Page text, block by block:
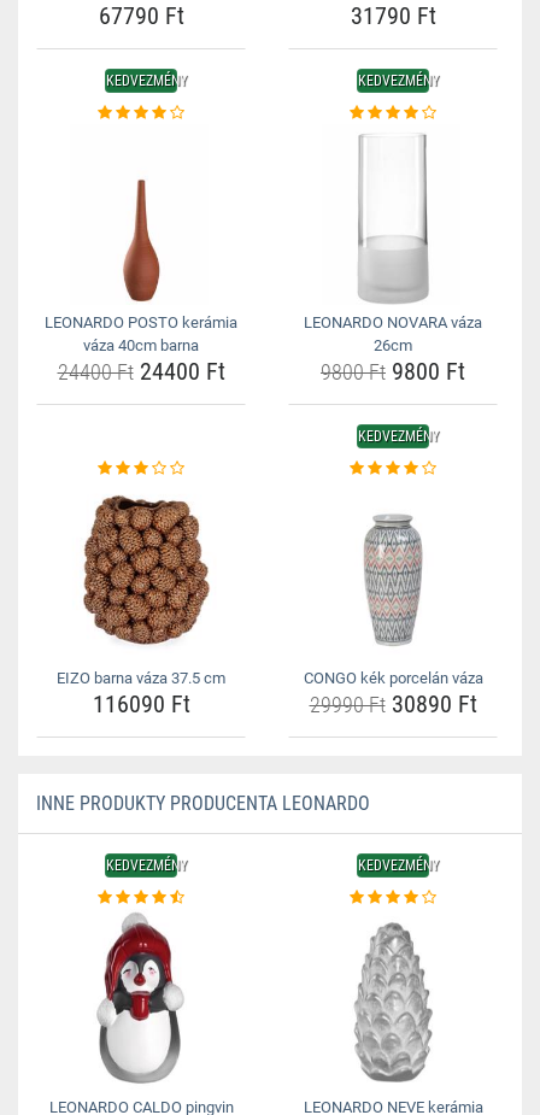
67790 Ft 31790 Ft
KEDVEZMÉNY
LEONARDO POSTO kerámia
váza 40cm barna
24400 Ft24400 Ft
KEDVEZMÉNY
LEONARDO NOVARA váza
26cm
9800 Ft 9800 Ft
EIZO barna váza 37.5 cm
116090 Ft
KEDVEZMÉNY
CONGO kék porcelán váza
29990 Ft30890 Ft
INNE PRODUKTY PRODUCENTA LEONARDO
KEDVEZMÉNY
LEONARDO CALDO pingvin
KEDVEZMÉNY
LEONARDO NEVE kerámia